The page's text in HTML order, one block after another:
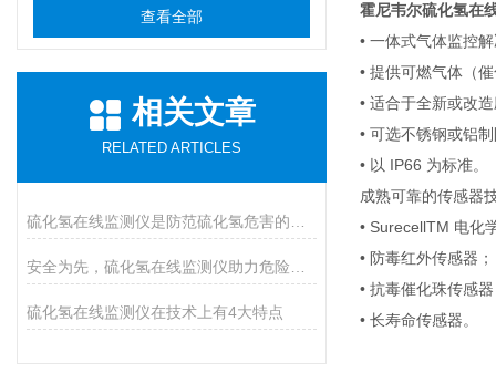
查看全部
相关文章
RELATED ARTICLES
硫化氢在线监测仪在技术上有4大特点
霍尼韦尔硫化氢在
• 一体式气体监控
• 提供可燃气体（
• 适合于全新或改
• 可选不锈钢或铝
• 以 IP66 为标准。
成熟可靠的传感器
• SurecellTM 电化
• 防毒红外传感器；
• 抗毒催化珠传感
• 长寿命传感器。